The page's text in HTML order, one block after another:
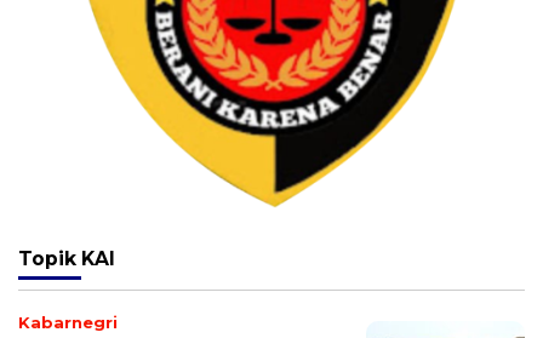
Topik KAI
Kabarnegri